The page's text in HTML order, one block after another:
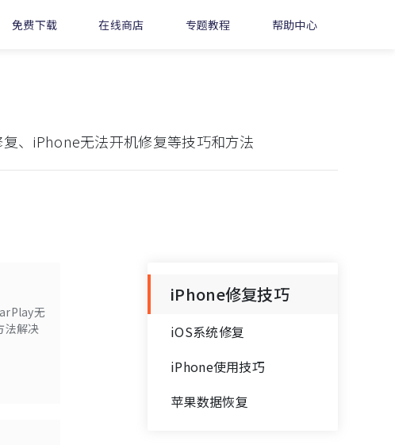
免费下载 在线商店 专题教程 帮助中心
、iPhone无法开机修复等技巧和方法
无
法解决
iPhone修复技巧
iOS系统修复
iPhone使用技巧
苹果数据恢复